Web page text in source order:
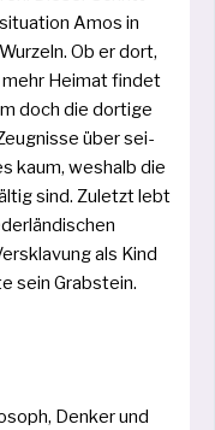
Amos in
Ob er dort,
mehr Heimat fin­det
doch die dor­ti­ge
über sei­
kaum, wes­halb die
sind. Zuletzt lebt
als Kind
sein Grabstein.
Denker und